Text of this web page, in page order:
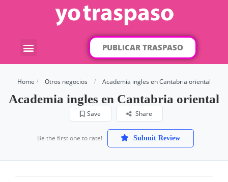
PUBLICAR TRASPASO
Home Otros negocios Academia ingles en Cantabria oriental
Academia ingles en Cantabria oriental
Save Share
Be the first one to rate! Submit Review